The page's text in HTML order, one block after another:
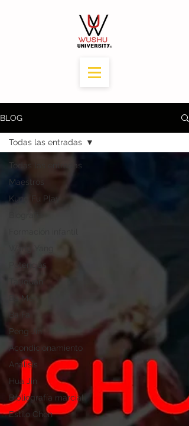
BLOG
Todas las entradas
Maestros
Kung Fu Play
Potencias
Taijiquan
Ba Men
Peng Jin
Acondicionamiento
Análisis
Hua Jin
Bibliografía marcial
Estilo Chen
Todas las entradas